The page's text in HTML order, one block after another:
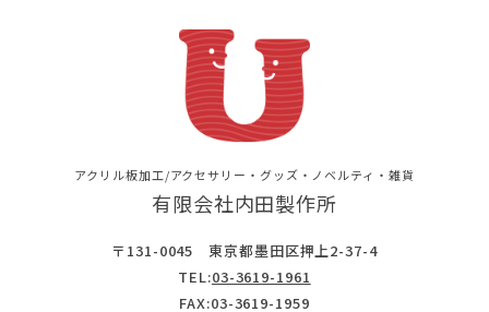
アクリル板加工/アクセサリー・グッズ・ノベルティ・雑貨
有限会社内田製作所
〒131-0045 東京都墨田区押上2-37-4
TEL:03-3619-1961
FAX:03-3619-1959